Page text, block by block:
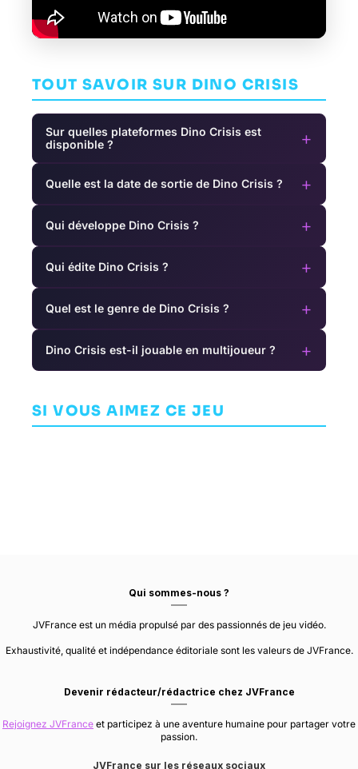
TOUT SAVOIR SUR DINO CRISIS
Sur quelles plateformes Dino Crisis est
disponible ?
+
Quelle est la date de sortie de Dino Crisis ? +
Qui développe Dino Crisis ? +
Qui édite Dino Crisis ? +
Quel est le genre de Dino Crisis ? +
Dino Crisis est-il jouable en multijoueur ? +
SI VOUS AIMEZ CE JEU
HAZELIGHT
Star Trek:
RED STORM
Qui sommes-nous ?
JVFrance est un média propulsé par des passionnés de jeu vidéo.
Exhaustivité, qualité et indépendance éditoriale sont les valeurs de JVFrance.
Devenir rédacteur/rédactrice chez JVFrance
Rejoignez JVFrance et participez à une aventure humaine pour partager votre
passion.
JVFrance sur les réseaux sociaux